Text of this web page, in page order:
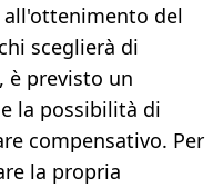
del
sceglierà di
è previsto un
la possibilità di
compensativo. Per
la propria